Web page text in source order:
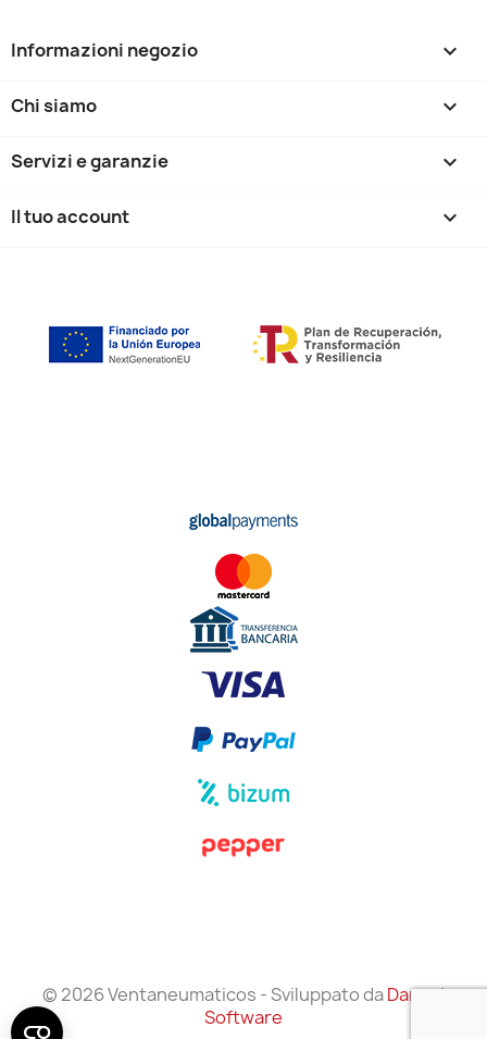
Informazioni negozio keyboard_arrow_down
Chi siamo 
Servizi e garanzie 
Il tuo account 
© 2026 Ventaneumaticos - Sviluppato daDanzai
Software